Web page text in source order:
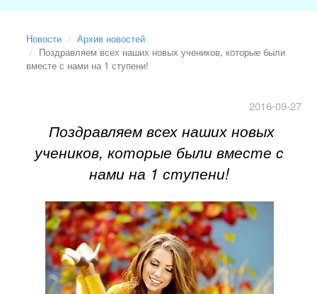
Новости
Архив новостей
Поздравляем всех наших новых учеников, которые были
вместе с нами на 1 ступени!
2016-09-27
Поздравляем всех наших новых
учеников, которые были вместе с
нами на 1 ступени!